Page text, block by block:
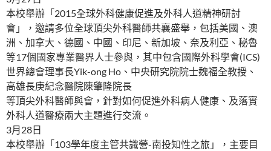
本校舉辦「2015全球外科健康促進及外科人道精神研討
會」，邀請多位全球頂尖外科醫師共襄盛舉，包括美國、澳
洲、加拿大、德國、中國、印尼、新加坡、奈及利亞、秘魯
等17個國家專業醫界人士參與，其中包含國際外科學會(ICS)
世界總會理事長Yik-ong Ho、中央研究院院士魏福全教授、
高雄長庚紀念醫院陳肇隆院長
等頂尖外科醫師與會，針對如何促進外科病人健康、及落實
外科人道醫療兩大主題進行交流。
3月28日
本校舉辦「103學年度主管共識營-南投知性之旅」，主要目